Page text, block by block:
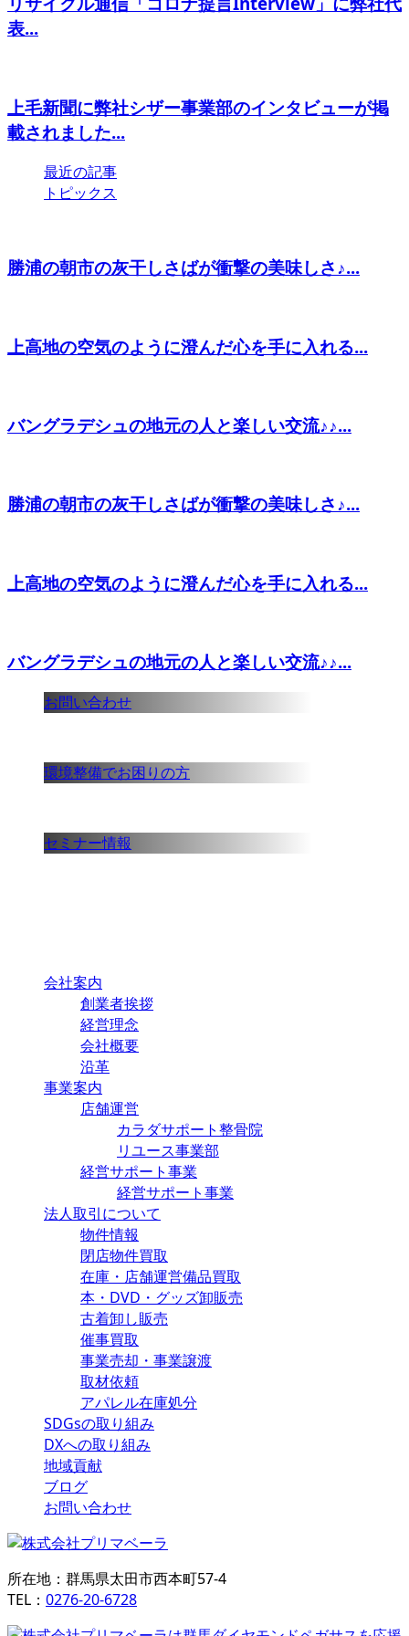
表...
上毛新聞に弊社シザー事業部のインタビューが掲
載されました...
最近の記事
トピックス
勝浦の朝市の灰干しさばが衝撃の美味しさ♪...
上高地の空気のように澄んだ心を手に入れる...
バングラデシュの地元の人と楽しい交流♪♪...
勝浦の朝市の灰干しさばが衝撃の美味しさ♪...
上高地の空気のように澄んだ心を手に入れる...
バングラデシュの地元の人と楽しい交流♪♪...
お問い合わせ
環境整備でお困りの方
セミナー情報
会社案内
創業者挨拶
経営理念
会社概要
沿革
事業案内
店舗運営
カラダサポート整骨院
リユース事業部
経営サポート事業
経営サポート事業
法人取引について
物件情報
閉店物件買取
在庫・店舗運営備品買取
本・DVD・グッズ卸販売
古着卸し販売
催事買取
事業売却・事業譲渡
取材依頼
アパレル在庫処分
SDGsの取り組み
DXへの取り組み
地域貢献
ブログ
お問い合わせ
所在地：群馬県太田市西本町57-4
TEL： 0276-20-6728